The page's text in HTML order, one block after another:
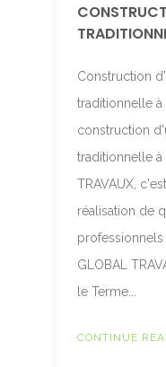
Construction
traditionnelle à
construction
traditionnelle à
TRAVAUX,
réalisation de
professionnels
GLOBAL
le Terme...
CONTINUE